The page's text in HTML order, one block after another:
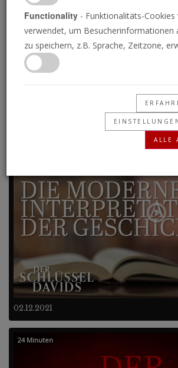
06.01.2017 • 26 Minuten
Sagt die Bibel, dass wir
halten sollen? Oder galten diese
das alte Israel? Die Antwort der
02.12.2021
24 Minuten
Functionality - Funktionalitäts-Cookies
verwendet, um Besucherinformationen
zu speichern, z.B. Sprache, Zeitzone,
ALLE